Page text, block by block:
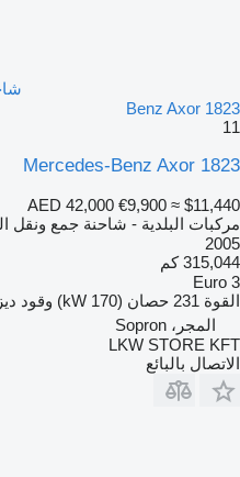
Benz Axor 1823
11
Mercedes-Benz Axor 1823
AED 42,000 €9,900 ≈ $11,440
مركبات البلدية - شاحنة جمع ونقل
2005
315,044 كم
Euro 3
القوة 231 حصان (170 kW) وقود
المجر، Sopron
LKW STORE KFT
الاتصال بالبائع